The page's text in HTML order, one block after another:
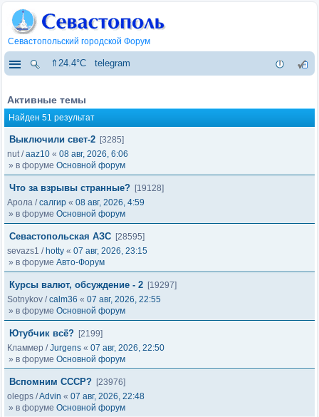
Севастопольский городской Форум
⇑24.4°C telegram
Активные темы
Найден 51 результат
Выключили свет-2 [3285]
nut/aaz10 « 08 авг, 2026, 6:06
» в форуме Основной форум
Что за взрывы странные? [19128]
Арола /салгир « 08 авг, 2026, 4:59
» в форуме Основной форум
Севастопольская АЗС [28595]
sevazs1 / hotty « 07 авг, 2026, 23:15
» в форуме Авто-Форум
Курсы валют, обсуждение - 2 [19297]
Sotnykov /calm36 « 07 авг, 2026, 22:55
» в форуме Основной форум
Ютубчик всё? [2199]
Кламмер /Jurgens « 07 авг, 2026, 22:50
» в форуме Основной форум
Вспомним СССР? [23976]
olegps /Advin « 07 авг, 2026, 22:48
» в форуме Основной форум